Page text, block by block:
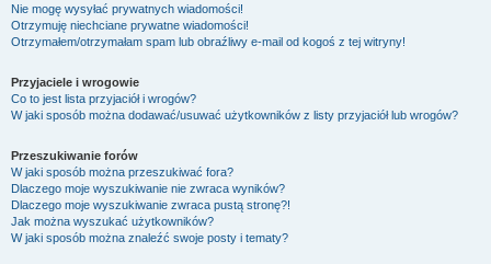
Nie mogę wysyłać prywatnych wiadomości!
Otrzymuję niechciane prywatne wiadomości!
Otrzymałem/otrzymałam spam lub obraźliwy e-mail od kogoś z tej witryny!
Przyjaciele i wrogowie
Co to jest lista przyjaciół i wrogów?
W jaki sposób można dodawać/usuwać użytkowników z listy przyjaciół lub wrogów?
Przeszukiwanie forów
W jaki sposób można przeszukiwać fora?
Dlaczego moje wyszukiwanie nie zwraca wyników?
Dlaczego moje wyszukiwanie zwraca pustą stronę?!
Jak można wyszukać użytkowników?
W jaki sposób można znaleźć swoje posty i tematy?